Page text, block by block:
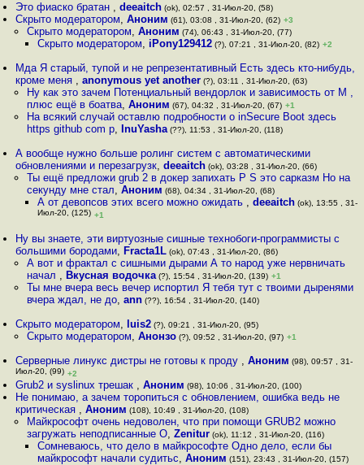
Это фиаско братан ,deeaitch (ok), 02:57 , 31-Июл-20, (58)
Скрыто модератором,Аноним (61), 03:08 , 31-Июл-20, (62) +3
Скрыто модератором, Аноним (74), 06:43 , 31-Июл-20, (77)
Скрыто модератором, iPony129412(?), 07:21 , 31-Июл-20, (82) +2
Мда Я старый, тупой и не репрезентативный Есть здесь кто-нибудь,
кроме меня ,anonymous yet another (?), 03:11 , 31-Июл-20, (63)
Ну как это зачем Потенциальный вендорлок и зависимость от M ,
плюс ещё в боатва, Аноним (67), 04:32 , 31-Июл-20, (67) +1
На всякий случай оставлю подробности о inSecure Boot здесь
https github com p, InuYasha(??), 11:53 , 31-Июл-20, (118)
А вообще нужно больше ролинг систем с автоматическими
обновлениями и перезагрузк,deeaitch (ok), 03:28 , 31-Июл-20, (66)
Ты ещё предложи grub 2 в докер запихать P S это сарказм Но на
секунду мне стал, Аноним (68), 04:34 , 31-Июл-20, (68)
А от девопсов этих всего можно ожидать , deeaitch(ok), 13:55 , 31-
Июл-20, (125) +1
Ну вы знаете, эти виртуозные сишные технобоги-программисты с
большими бородами, Fracta1L (ok), 07:43 , 31-Июл-20, (86)
А вот и фрактал с сишными дырами А то народ уже нервничать
начал , Вкусная водочка(?), 15:54 , 31-Июл-20, (139) +1
Ты мне вчера весь вечер испортил Я тебя тут с твоими дыренями
вчера ждал, не до, ann(??), 16:54 , 31-Июл-20, (140)
Скрыто модератором, luis2 (?), 09:21 , 31-Июл-20, (95)
Скрыто модератором, Анонзо(?), 09:52 , 31-Июл-20, (97) +1
Серверные линукс дистры не готовы к проду ,Аноним (98), 09:57 , 31-
Июл-20, (99) +2
Grub2 и syslinux трешак ,Аноним (98), 10:06 , 31-Июл-20, (100)
Не понимаю, а зачем торопиться с обновлением, ошибка ведь не
критическая ,Аноним (108), 10:49 , 31-Июл-20, (108)
Майкрософт очень недоволен, что при помощи GRUB2 можно
загружать неподписанные О, Zenitur(ok), 11:12 , 31-Июл-20, (116)
Сомневаюсь, что дело в майкрософте Одно дело, если бы
майкрософт начали судитьс, Аноним (151), 23:43 , 31-Июл-20, (157)